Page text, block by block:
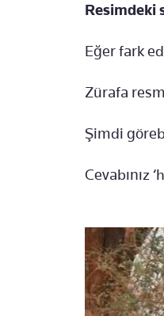
Resimdeki
Eğer fark
Zürafa
Şimdi
Cevabınız